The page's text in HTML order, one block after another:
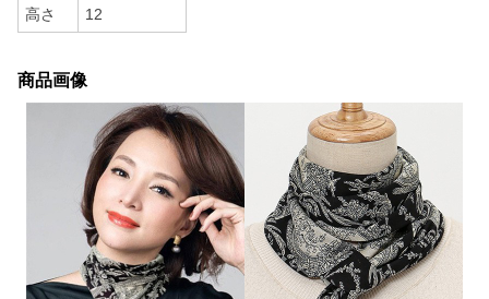
高さ 12
商品画像